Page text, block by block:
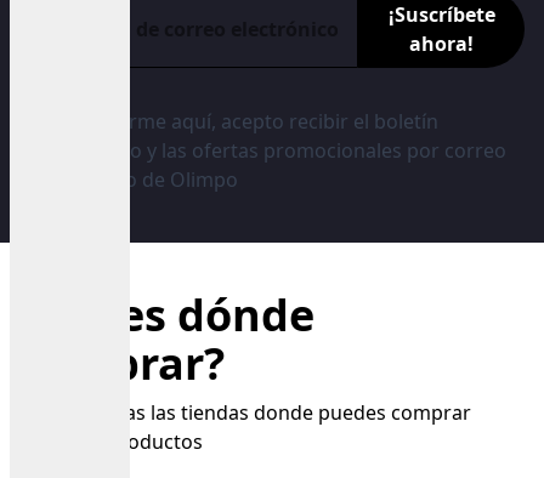
¡Suscríbete
ahora!
Al registrarme aquí, acepto recibir el boletín
informativo y las ofertas promocionales por correo
electrónico de Olimpo
¿Sabes dónde
comprar?
Conoce todas las tiendas donde puedes comprar
nuestros productos